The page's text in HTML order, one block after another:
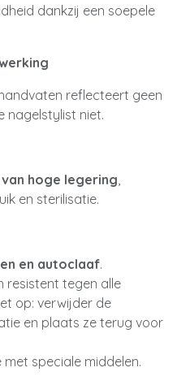
dankzij een soepele
reflecteert geen
nagelstylist niet.
hoge legering,
en sterilisatie.
en autoclaaf.
resistent tegen alle
op: verwijder de
en plaats ze terug voor
speciale middelen.